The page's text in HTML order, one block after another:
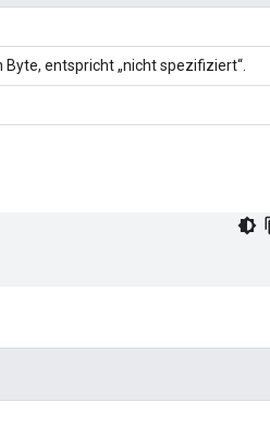
entspricht „nicht spezifiziert“.